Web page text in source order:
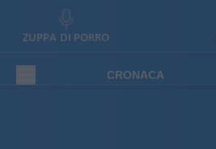
ZUPPA DI PORRO
CRONACA